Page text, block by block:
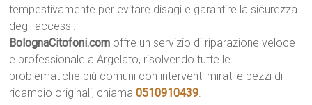
tempestivamente per evitare disagi e garantire la sicurezza
degli accessi.
BolognaCitofoni.com offre un servizio di riparazione veloce
e professionale a Argelato, risolvendo tutte le
problematiche più comuni con interventi mirati e pezzi di
ricambio originali, chiama0510910439.